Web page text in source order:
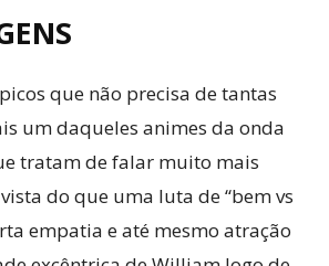
que não precisa de tantas
um daqueles animes da onda
tratam de falar muito mais
do que uma luta de “bem vs
empatia e até mesmo atração